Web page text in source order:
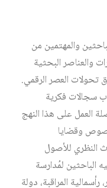
والمهتمين من
والعناصر البحثية
تحولات العصر الرقمي.
سجالات فكرية
العمل على هذا النهج
وقضايا
النظري للأصول
الباحثين لمُدارسة
رأسمالية المراقبة، دولة